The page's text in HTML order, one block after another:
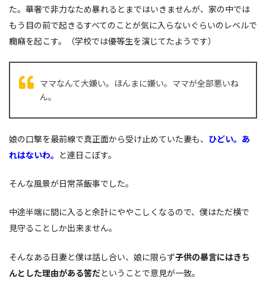
た。華奢で非力なため暴れるとまではいきませんが、家の中では
もう目の前で起きるすべてのことが気に入らないぐらいのレベルで
癇癪を起こす。（学校では優等生を演じてたようです）
ママなんて大嫌い。ほんまに嫌い。ママが全部悪いね
ん。
娘の口撃を最前線で真正面から受け止めていた妻も、 ひどい。あ
れはないわ。 と連日こぼす。
そんな風景が日常茶飯事でした。
中途半端に間に入ると余計にややこしくなるので、僕はただ横で
見守ることしか出来ません。
そんなある日妻と僕は話し合い、娘に限らず子供の暴言にはきち
んとした理由がある筈だということで意見が一致。